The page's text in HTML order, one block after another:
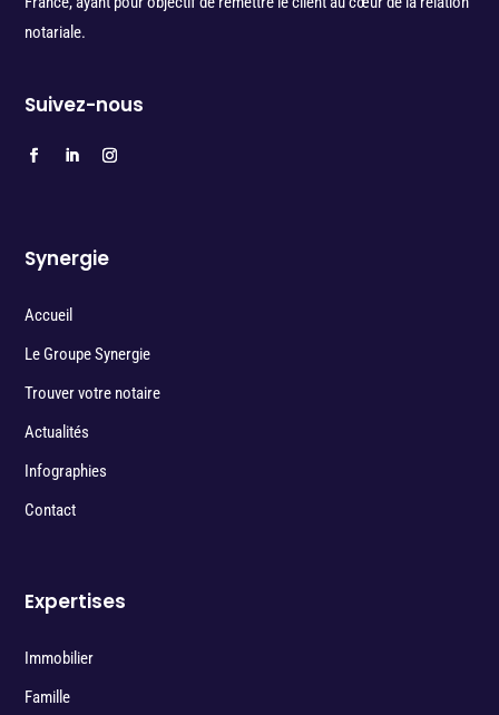
notariale.
Suivez-nous
Synergie
Accueil
Le Groupe Synergie
Trouver votre notaire
Actualités
Infographies
Contact
Expertises
Immobilier
Famille